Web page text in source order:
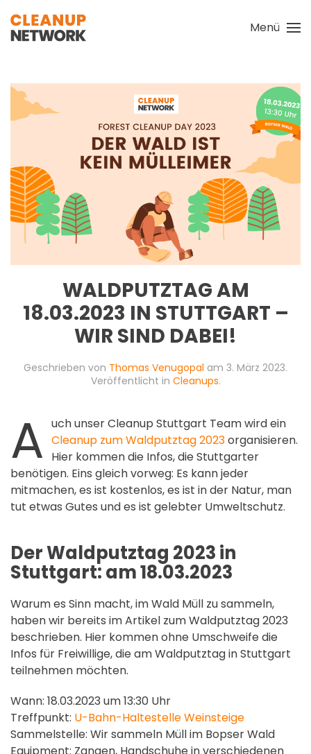
Zum Hauptinhalt springen
Menü
WALDPUTZTAG AM
18.03.2023 IN STUTTGART –
WIR SIND DABEI!
Geschrieben von Thomas Venugopal am 3. März 2023.
Veröffentlicht in Cleanups.
A uch unser Cleanup Stuttgart Team wird ein
Cleanup zum Waldputztag 2023organisieren.
Hier kommen die Infos, die Stuttgarter
benötigen. Eins gleich vorweg: Es kann jeder
mitmachen, es ist kostenlos, es ist in der Natur, man
tut etwas Gutes und es ist gelebter Umweltschutz.
Der Waldputztag 2023 in
Stuttgart: am 18.03.2023
Warum es Sinn macht, im Wald Müll zu sammeln,
haben wir bereits im Artikel zum Waldputztag 2023
beschrieben. Hier kommen ohne Umschweife die
Infos für Freiwillige, die am Waldputztag in Stuttgart
teilnehmen möchten.
Wann: 18.03.2023 um 13:30 Uhr
Treffpunkt: U-Bahn-Haltestelle Weinsteige
Sammelstelle: Wir sammeln Müll im Bopser Wald